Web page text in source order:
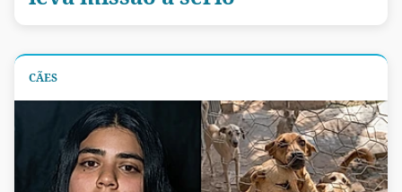
CÃES